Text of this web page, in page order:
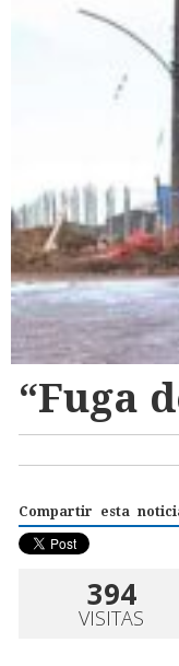
“Fuga
Compartir esta
394
VISITAS